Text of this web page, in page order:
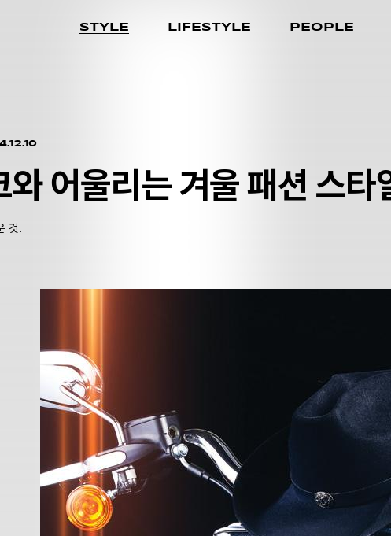
STYLE LIFESTYLE PEOPLE
와 어울리는 겨울 패션 스타
것.